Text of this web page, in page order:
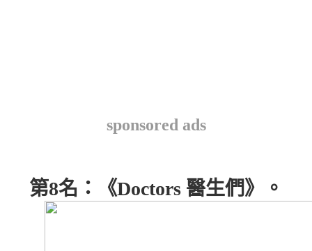
sponsored ads
第8名：《Doctors 醫生們》。